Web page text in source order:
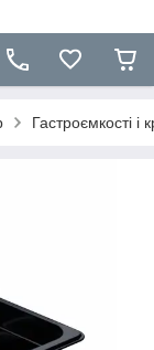
Гастроємкості і